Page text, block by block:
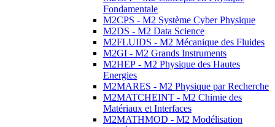
Fondamentale
M2CPS - M2 Système Cyber Physique
M2DS - M2 Data Science
M2FLUIDS - M2 Mécanique des Fluides
M2GI - M2 Grands Instruments
M2HEP - M2 Physique des Hautes
Energies
M2MARES - M2 Physique par Recherche
M2MATCHEINT - M2 Chimie des
Matériaux et Interfaces
M2MATHMOD - M2 Modélisation